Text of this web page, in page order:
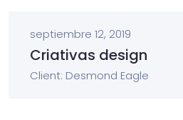
septiembre 12, 2019
Criativas design
Client: Desmond Eagle